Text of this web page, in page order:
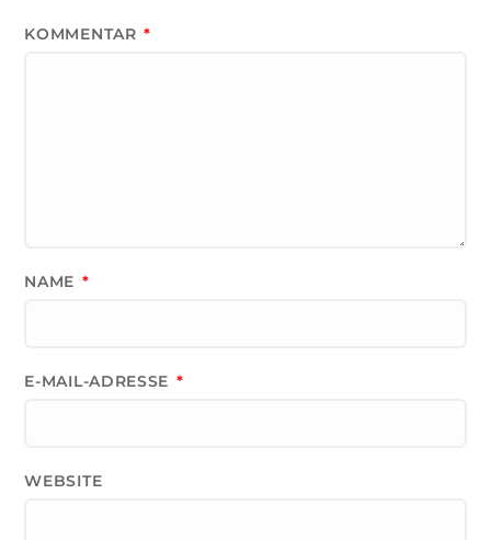
KOMMENTAR *
NAME *
E-MAIL-ADRESSE *
WEBSITE